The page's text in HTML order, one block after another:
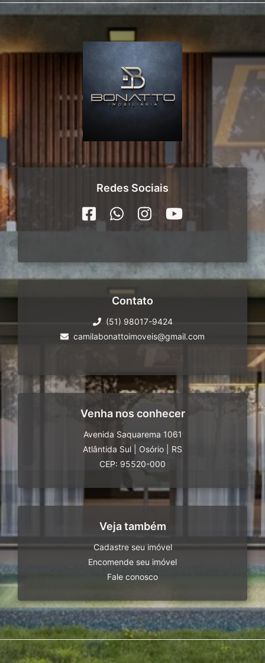
Redes Sociais
Contato
(51) 98017-9424
camilabonattoimoveis@gmail.com
Venha nos conhecer
Avenida Saquarema 1061
Atlântida Sul
Osório
RS
CEP: 95520-000
Veja também
Cadastre seu imóvel
Encomende seu imóvel
Fale conosco